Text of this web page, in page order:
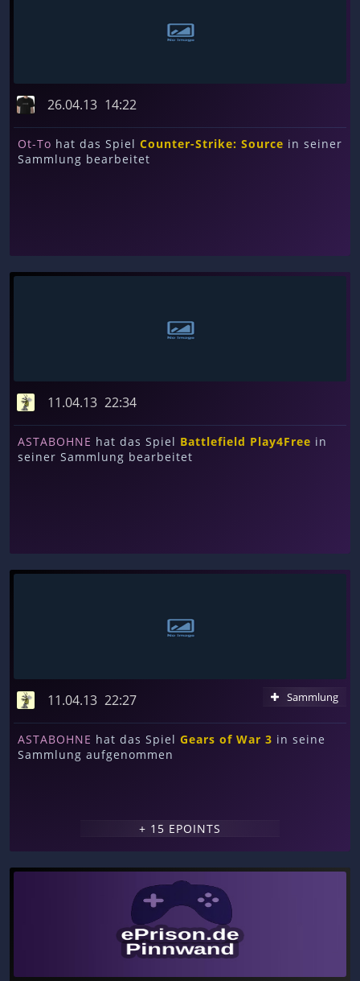
26.04.13 14:22
Ot-To hat das Spiel Counter-Strike: Source in seiner
Sammlung bearbeitet
11.04.13 22:34
ASTABOHNE hat das Spiel Battlefield Play4Free in
seiner Sammlung bearbeitet
Sammlung
11.04.13 22:27
ASTABOHNE hat das Spiel Gears of War 3 in seine
Sammlung aufgenommen
+ 15 EPOINTS